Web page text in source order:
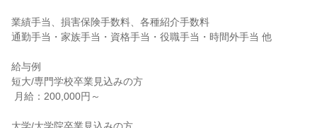
業績手当、損害保険手数料、各種紹介手数料
通勤手当・家族手当・資格手当・役職手当・時間外手当 他
給与例
短大/専門学校卒業見込みの方